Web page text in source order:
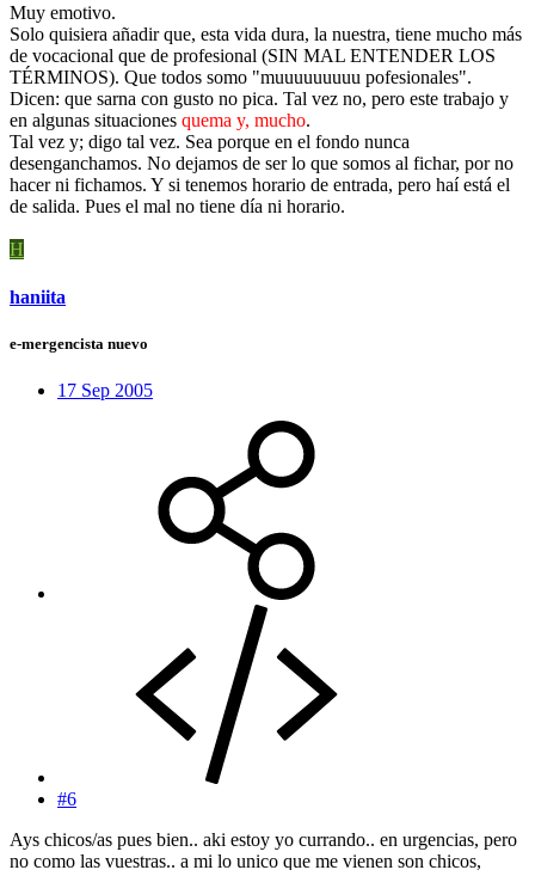
Muy emotivo.
Solo quisiera añadir que, esta vida dura, la nuestra, tiene mucho más
de vocacional que de profesional (SIN MAL ENTENDER LOS
TÉRMINOS). Que todos somo "muuuuuuuuu pofesionales".
Dicen: que sarna con gusto no pica. Tal vez no, pero este trabajo y
en algunas situaciones quema y, mucho.
Tal vez y; digo tal vez. Sea porque en el fondo nunca
desenganchamos. No dejamos de ser lo que somos al fichar, por no
hacer ni fichamos. Y si tenemos horario de entrada, pero haí está el
de salida. Pues el mal no tiene día ni horario.
H
haniita
e-mergencista nuevo
17 Sep 2005
#6
Ays chicos/as pues bien.. aki estoy yo currando.. en urgencias, pero
no como las vuestras.. a mi lo unico que me vienen son chicos,